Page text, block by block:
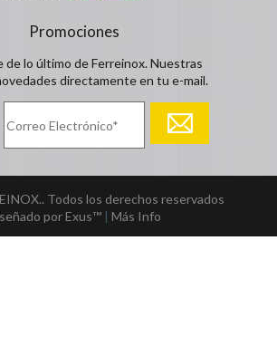
Promociones
de lo último de Ferreinox. Nuestras
directamente en tu e-mail.
Todos los derechos reservados
por Exus™ | Más Info